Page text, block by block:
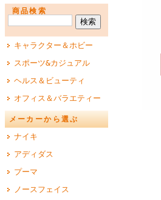
商品検索
キャラクター＆ホビー
スポーツ&カジュアル
ヘルス＆ビューティ
オフィス＆バラエティー
メーカーから選ぶ
ナイキ
アディダス
プーマ
ノースフェイス